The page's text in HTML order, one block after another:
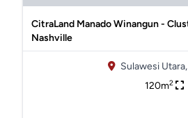
CitraLand Manado Winangun -
Nashville
Sulawesi Utara,
120m2